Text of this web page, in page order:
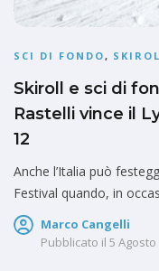
SCI DI FONDO,
Skiroll e sci di
Rastelli vince il
12
Anche l’Italia può
Festival quando, in
Marco Cangelli
Pubblicato il 5 Agosto